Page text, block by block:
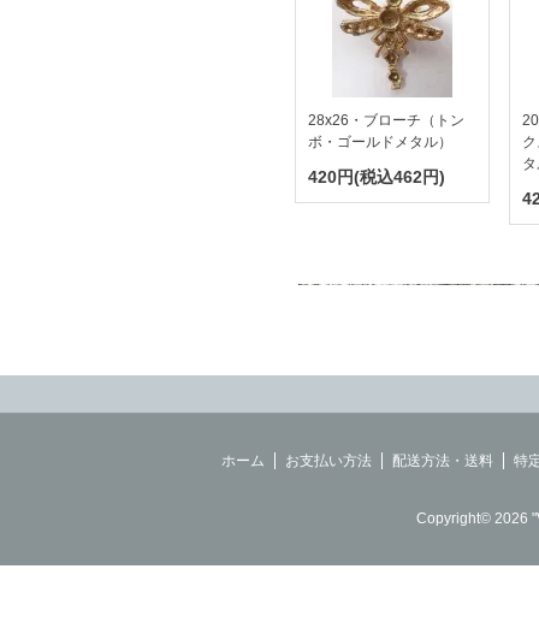
28x26・ブローチ（トン
ボ・ゴールドメタル）
420円(税込462円)
ホーム お支払い方法 配送方法・送料 特
Copyright© 2026